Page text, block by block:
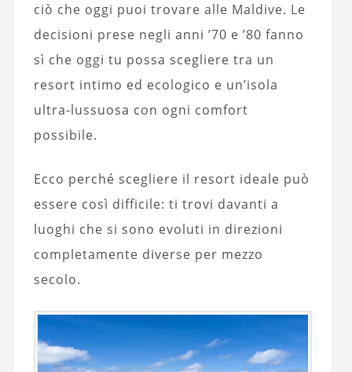
ciò che oggi puoi trovare alle Maldive. Le
decisioni prese negli anni ’70 e ’80 fanno
sì che oggi tu possa scegliere tra un
resort intimo ed ecologico e un’isola
ultra-lussuosa con ogni comfort
possibile.
Ecco perché scegliere il resort ideale può
essere così difficile: ti trovi davanti a
luoghi che si sono evoluti in direzioni
completamente diverse per mezzo
secolo.